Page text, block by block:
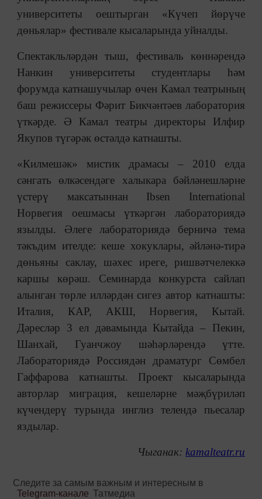
университеты оештырган «Күчеп йөрүче
дөньялар» фестивале кысаларында уйналды.
Спектакльләрдән тыш, фестиваль көннәрендә
Нанкин университеты студентлары һәм
форумда катнашучылар өчен Камал театрының
баш режиссеры Фәрит Бикчәнтәев лаборатория
үткәрде. Ә Камал театры директоры Илфир
Якупов түгәрәк өстәлдә катнашты.
«Килмешәк» мистик драмасы – 2010 елда
сәнгать өлкәсендәге халыкара бәйләнешләрне
үстерү максатыннан Ibsen International
Норвегия оешмасы үткәргән лабораториядә
язылды. Әлеге лабораториядә берничә тема
тәкъдим ителде: кеше хокуклары, әйләнә-тирә
дөньяны саклау, шәхес иреге, ришвәтчелеккә
каршы көрәш. Семинарда конкурста сайлап
алынган төрле илләрдән сигез автор катнашты:
Италия, КАР, АКШ, Норвегия, Кытай.
Дәресләр 3 ел дәвамында Кытайда – Пекин,
Шанхай, Гуанчжоу шәһәрләрендә үтте.
Лабораториядә Россиядән драматург Сөмбел
Гаффарова катнашты. Проект кысаларында
авторлар миграция, кешеләрне мәҗбүриләп
күчендерү турында инглиз телендә пьесалар
яздылар.
Чыганак: kamalteatr.ru
Следите за самым важным и интересным в
Telegram-канале Татмедиа